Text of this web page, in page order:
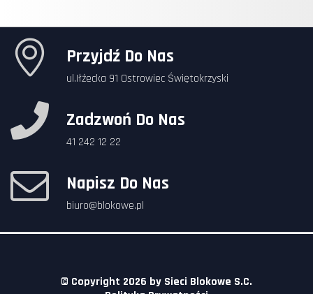
Przyjdź Do Nas
ul.Iłżecka 91 Ostrowiec Świętokrzyski
Zadzwoń Do Nas
41 242 12 22
Napisz Do Nas
biuro@blokowe.pl
© Copyright 2026 by Sieci Blokowe S.C.